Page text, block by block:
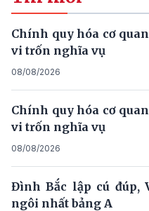
Chính quy hóa cơ
vi trốn nghĩa vụ
08/08/2026
Chính quy hóa cơ
vi trốn nghĩa vụ
08/08/2026
Đình Bắc lập cú đúp,
ngôi nhất bảng A